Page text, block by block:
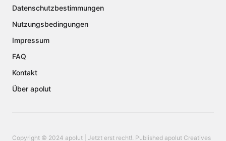
Datenschutzbestimmungen
Nutzungsbedingungen
Impressum
FAQ
Kontakt
Über apolut
Copyright © 2024 apolut | Jetzt erst recht!. Published apolut Creatives